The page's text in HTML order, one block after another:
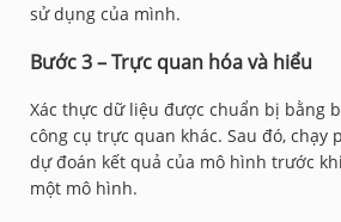
sử dụng của mình.
Bước 3 – Trực quan hóa và hiểu
Xác thực dữ liệu được chuẩn bị bằng
công cụ trực quan khác. Sau đó, chạy
dự đoán kết quả của mô hình trước
một mô hình.